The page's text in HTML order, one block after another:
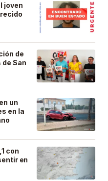
joven
de
San
un
en la
con
en